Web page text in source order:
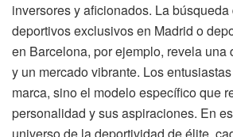
inversores y aficionados. La
deportivos exclusivos en Madrid o
en Barcelona, por ejemplo, revela una
y un mercado vibrante. Los
marca, sino el modelo específico que
personalidad y sus aspiraciones. En